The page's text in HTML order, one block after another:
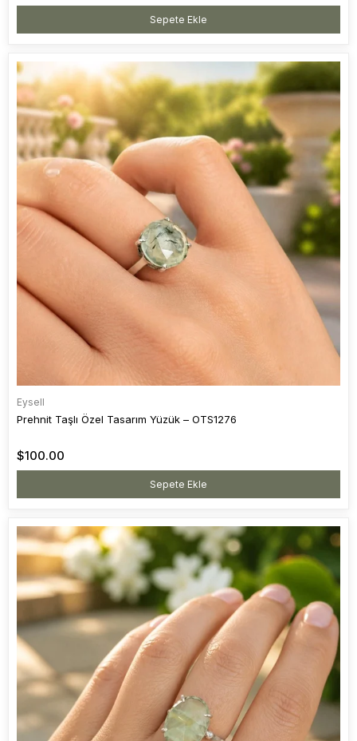
Sepete Ekle
Eysell
Prehnit Taşlı Özel Tasarım Yüzük – OTS1276
$100.00
Sepete Ekle